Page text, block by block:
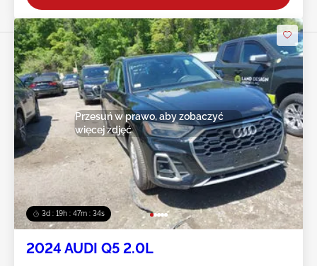
3d : 19h : 47m : 31s
Przesuń w prawo, aby zobaczyć
więcej zdjęć
2024 AUDI Q5 2.0L